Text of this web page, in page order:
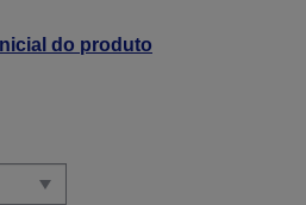
do produto